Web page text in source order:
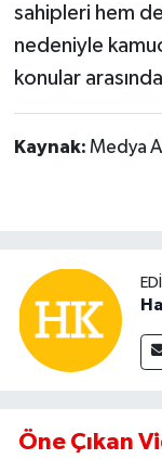
sahipleri hem
nedeniyle
konular
Kaynak: Medya
Öne Çıkan